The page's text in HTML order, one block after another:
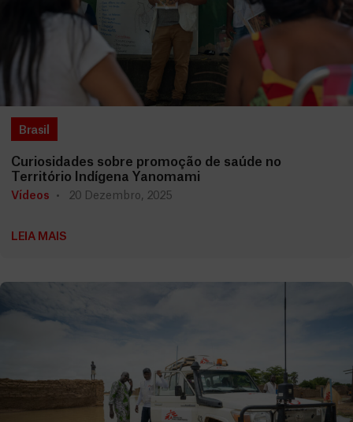
Brasil
Curiosidades sobre promoção de saúde no
Território Indígena Yanomami
Vídeos 20 Dezembro, 2025
LEIA MAIS